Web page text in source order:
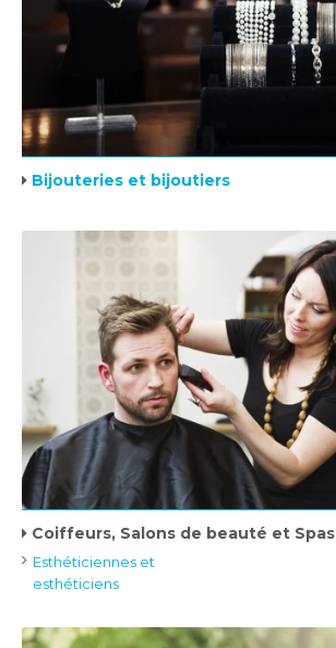
Bijouteries et bijoutiers
Coiffeurs, Salons de beauté et Spas
Esthéticiennes et
esthéticiens